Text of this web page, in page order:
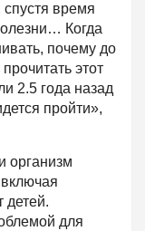
время
Когда
почему до
этот
2.5 года назад
пройти»,
организм
детей.
для